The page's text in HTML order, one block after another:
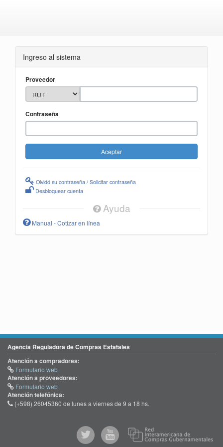
Ingreso al sistema
Proveedor
Contraseña
Olvidó su contraseña / Solicitar contraseña
Desbloquear cuenta
Ayuda
Manual - Cotizar en línea
Agencia Reguladora de Compras Estatales
Atención a compradores:
Formulario web
Atención a proveedores:
Formulario web
Atención telefónica:
(+598) 26045360 de lunes a viernes de 9 a 18 hs.
@comprasgubuy
ACCE